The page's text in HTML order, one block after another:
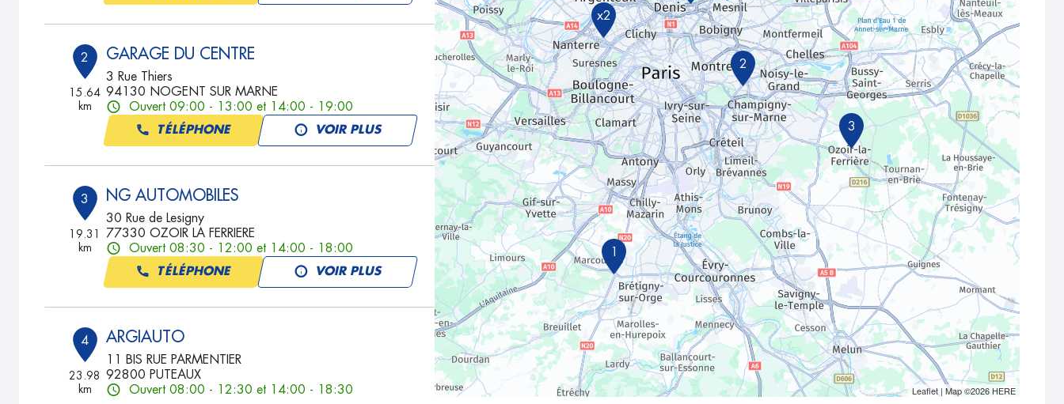
2
15.64
km
GARAGE DU CENTRE
3 Rue Thiers
94130 NOGENT SUR MARNE
Ouvert 09:00 - 13:00 et 14:00 - 19:00
TÉLÉPHONE VOIR PLUS
3
19.31
km
NG AUTOMOBILES
30 Rue de Lesigny
77330 OZOIR LA FERRIERE
Ouvert 08:30 - 12:00 et 14:00 - 18:00
TÉLÉPHONE VOIR PLUS
4
23.98
km
ARGIAUTO
11 BIS RUE PARMENTIER
92800 PUTEAUX
Ouvert 08:00 - 12:30 et 14:00 - 18:30
1
x2
3
2
Leaflet| Map ©2026 HERE